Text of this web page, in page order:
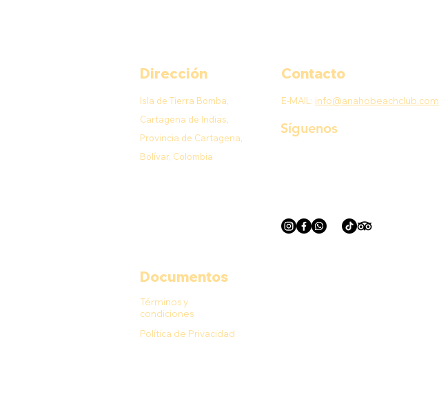
Dirección
Isla de Tierra Bomba,
Cartagena de Indias,
Provincia de Cartagena,
Bolívar, Colombia
Contacto
E-MAIL: info@anahobeachclub.com
Síguenos
Documentos
Términos y
condiciones
Política de Privacidad